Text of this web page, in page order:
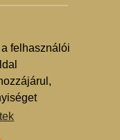
felhasználói
2026.